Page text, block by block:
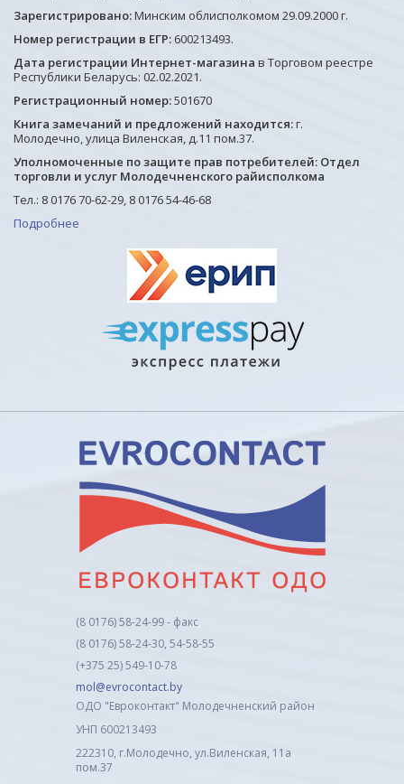
Зарегистрировано:Минским облисполкомом 29.09.2000 г.
Номер регистрации в ЕГР: 600213493.
Дата регистрации Интернет-магазина в Торговом реестре
Республики Беларусь: 02.02.2021.
Регистрационный номер:501670
Книга замечаний и предложений находится:г.
Молодечно, улица Виленская, д.11 пом.37.
Уполномоченные по защите прав потребителей: Отдел
торговли и услуг Молодечненского райисполкома
Тел.: 8 0176 70-62-29, 8 0176 54-46-68
Подробнее
(8 0176) 58-24-99 - факс
(8 0176) 58-24-30, 54-58-55
(+375 25) 549-10-78
mol@evrocontact.by
ОДО "Евроконтакт" Молодечненский район
УНП 600213493
222310, г.Молодечно, ул.Виленская, 11а
пом.37